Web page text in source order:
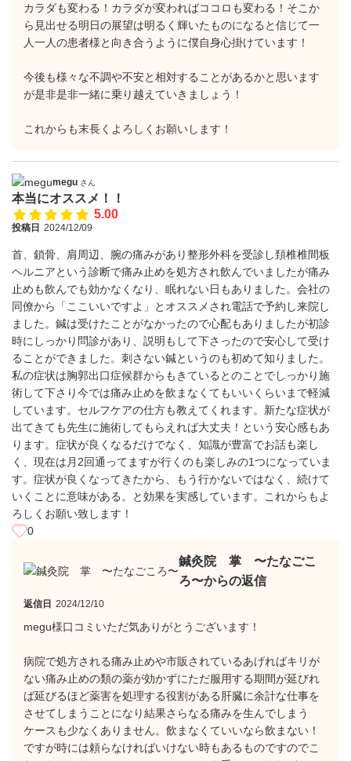
カラダも変わる！カラダが変わればココロも変わる！そこか
ら見出せる明日の展望は明るく輝いたものになると信じて一
人一人の患者様と向き合うように僕自身心掛けています！
今後も様々な不調や不安と相対することがあるかと思います
が是非是非一緒に乗り越えていきましょう！
これからも末長くよろしくお願いします！
megu さん
本当にオススメ！！
5.00
投稿日 2024/12/09
首、鎖骨、肩周辺、腕の痛みがあり整形外科を受診し頚椎椎間板
ヘルニアという診断で痛み止めを処方され飲んでいましたが痛み
止めも飲んでも効かなくなり、眠れない日もありました。会社の
同僚から「ここいいですよ」とオススメされ電話で予約し来院し
ました。鍼は受けたことがなかったので心配もありましたが初診
時にしっかり問診があり、説明もして下さったので安心して受け
ることができました。刺さない鍼というのも初めて知りました。
私の症状は胸郭出口症候群からもきているとのことでしっかり施
術して下さり今では痛み止めを飲まなくてもいいくらいまで軽減
しています。セルフケアの仕方も教えてくれます。新たな症状が
出てきても先生に施術してもらえれば大丈夫！という安心感もあ
ります。症状が良くなるだけでなく、知識が豊富でお話も楽し
く、現在は月2回通ってますが行くのも楽しみの1つになっていま
す。症状が良くなってきたから、もう行かないではなく、続けて
いくことに意味がある。と効果を実感しています。これからもよ
ろしくお願い致します！
0
鍼灸院 掌 〜たなごこ
ろ〜からの返信
返信日 2024/12/10
megu様口コミいただ気ありがとうございます！
病院で処方される痛み止めや市販されているあげればキリが
ない痛み止めの類の薬が効かずにただ服用する期間が延びれ
ば延びるほど薬害を処理する役割がある肝臓に余計な仕事を
させてしまうことになり結果さらなる痛みを生んでしまう
ケースも少なくありません。飲まなくていいなら飲まない！
ですが時には頼らなければいけない時もあるものですのでこ